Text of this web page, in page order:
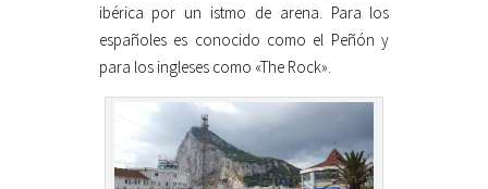
ibérica por un istmo de arena. Para los
españoles es conocido como el Peñón y
para los ingleses como «The Rock».